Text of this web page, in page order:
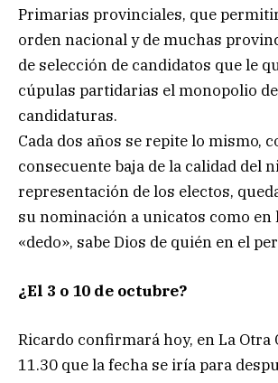
Primarias provinciales, que
orden nacional y de muchas
de selección de candidatos que le
cúpulas partidarias el monopolio
candidaturas.
Cada dos años se repite lo mismo,
consecuente baja de la calidad del
representación de los electos,
su nominación a unicatos como en
«dedo», sabe Dios de quién en el
¿El 3 o 10 de octubre?
Ricardo confirmará hoy, en La Otra
11.30 que la fecha se iría para